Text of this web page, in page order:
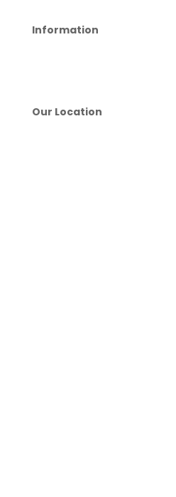
Information
Our Location